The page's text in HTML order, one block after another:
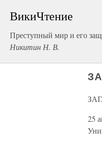
ВикиЧтение
Преступный мир и его
Никитин Н. В.
25